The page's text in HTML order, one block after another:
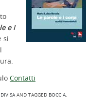
e i
si
Contatti
AND TAGGED BOCCIA,